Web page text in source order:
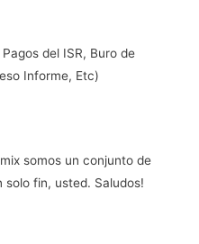
del ISR, Buro de
Informe, Etc)
somos un conjunto de
solo fin, usted. Saludos!